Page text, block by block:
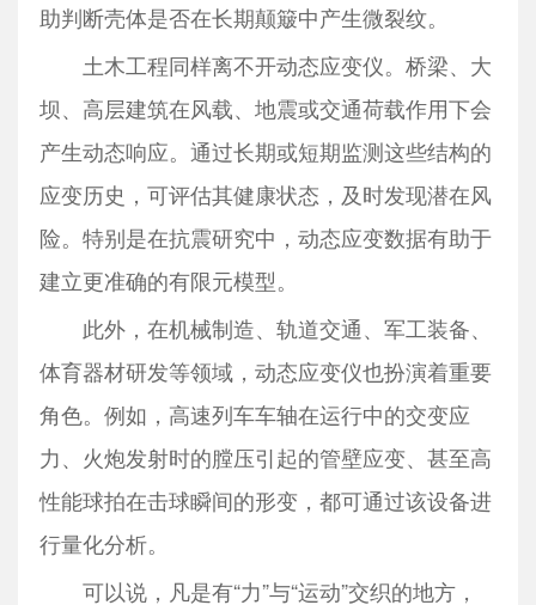
助判断壳体是否在长期颠簸中产生微裂纹。
土木工程同样离不开动态应变仪。桥梁、大
坝、高层建筑在风载、地震或交通荷载作用下会
产生动态响应。通过长期或短期监测这些结构的
应变历史，可评估其健康状态，及时发现潜在风
险。特别是在抗震研究中，动态应变数据有助于
建立更准确的有限元模型。
此外，在机械制造、轨道交通、军工装备、
体育器材研发等领域，动态应变仪也扮演着重要
角色。例如，高速列车车轴在运行中的交变应
力、火炮发射时的膛压引起的管壁应变、甚至高
性能球拍在击球瞬间的形变，都可通过该设备进
行量化分析。
可以说，凡是有“力”与“运动”交织的地方，